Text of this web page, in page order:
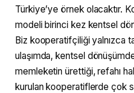
Türkiye’ye örnek olacaktır.
modeli birinci kez kentsel
Biz kooperatifçiliği yalnızca
ulaşımda, kentsel
memleketin ürettiği, refahı
kurulan kooperatiflerde çok